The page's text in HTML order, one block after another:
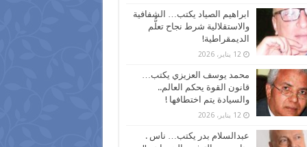
ابراهيم الصياد يكتب… الشفافية
والاستقلالية شرط نجاح تعلُّم
الديمقراطية!
12 يناير، 2026
محمد يوسف العزيزي يكتب…
قانون القوة يحكم العالم..
والسيادة يتم اختطافها !
12 يناير، 2026
عبدالسلام بدر يكتب… ناس .